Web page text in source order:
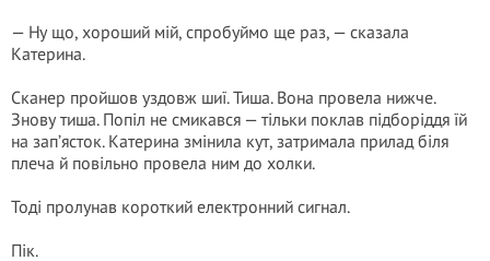
— Ну що, хороший мій, спробуймо ще раз, — сказала
Катерина.
Сканер пройшов уздовж шиї. Тиша. Вона провела нижче.
Знову тиша. Попіл не смикався — тільки поклав підборіддя їй
на зап’ясток. Катерина змінила кут, затримала прилад біля
плеча й повільно провела ним до холки.
Тоді пролунав короткий електронний сигнал.
Пік.